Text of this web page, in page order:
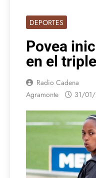
DEPORTES
Povea
en el
Radio Cadena
Agramonte
31/